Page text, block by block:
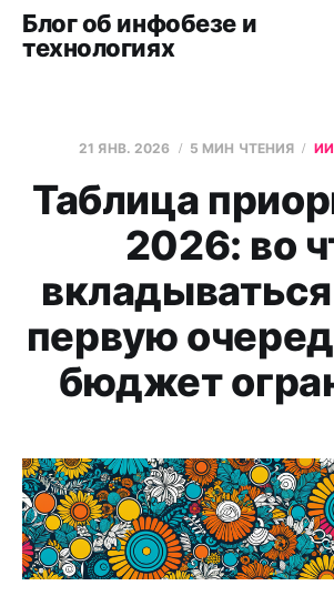
Блог об инфобезе и
технологиях
21 ЯНВ. 2026 5 МИН ЧТЕНИЯ
Таблица
2026: во
первую
бюджет